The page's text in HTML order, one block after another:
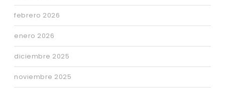
febrero 2026
enero 2026
diciembre 2025
noviembre 2025